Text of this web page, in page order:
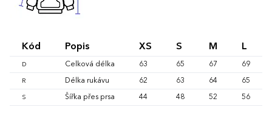
Kód Popis XS S M L
D Celková délka 63 65 67 69
R Délka rukávu 62 63 64 65
S Šířka přes prsa 44 48 52 56